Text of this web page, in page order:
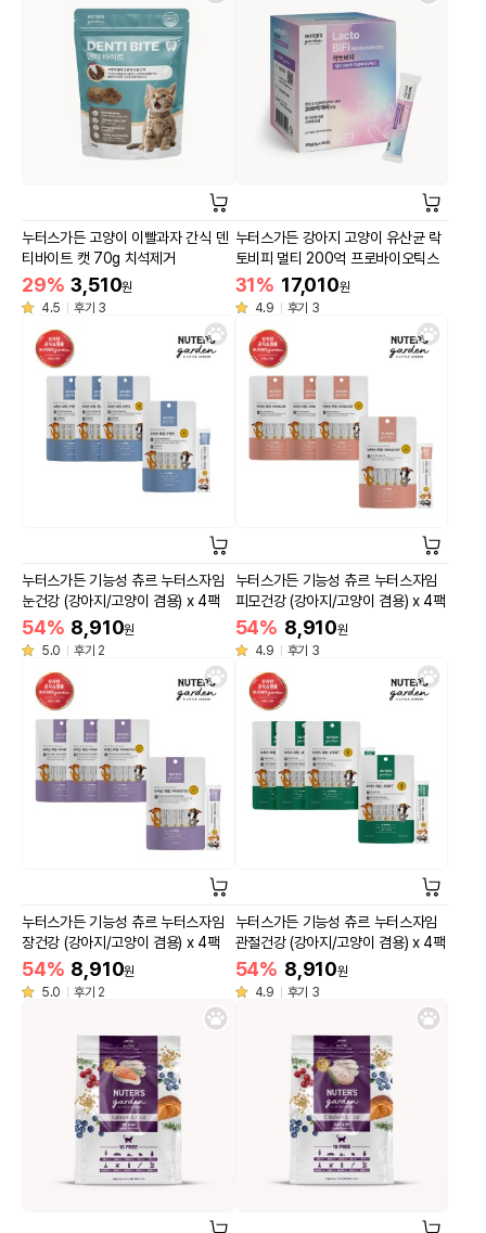
누터스가든 고양이 이빨과자 간식 덴
티바이트 캣 70g 치석제거
29% 3,510원
4.5
후기 3
누터스가든 강아지 고양이 유산균 락
토비피 멀티 200억 프로바이오틱스
31% 17,010원
4.9
후기 3
누터스가든 기능성 츄르 누터스자임
눈건강 (강아지/고양이 겸용) x 4팩
54% 8,910원
5.0
후기 2
누터스가든 기능성 츄르 누터스자임
피모건강 (강아지/고양이 겸용) x 4팩
54% 8,910원
4.9
후기 3
누터스가든 기능성 츄르 누터스자임
장건강 (강아지/고양이 겸용) x 4팩
54% 8,910원
5.0
후기 2
누터스가든 기능성 츄르 누터스자임
관절건강 (강아지/고양이 겸용) x 4팩
54% 8,910원
4.9
후기 3